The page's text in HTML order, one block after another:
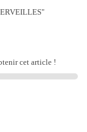
cet article !